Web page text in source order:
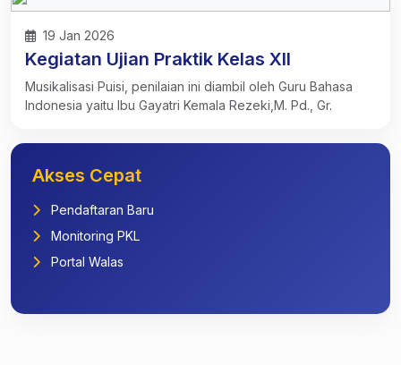
19 Jan 2026
Kegiatan Ujian Praktik Kelas XII
Musikalisasi Puisi, penilaian ini diambil oleh Guru Bahasa
Indonesia yaitu Ibu Gayatri Kemala Rezeki,M. Pd., Gr.
Akses Cepat
Pendaftaran Baru
Monitoring PKL
Portal Walas